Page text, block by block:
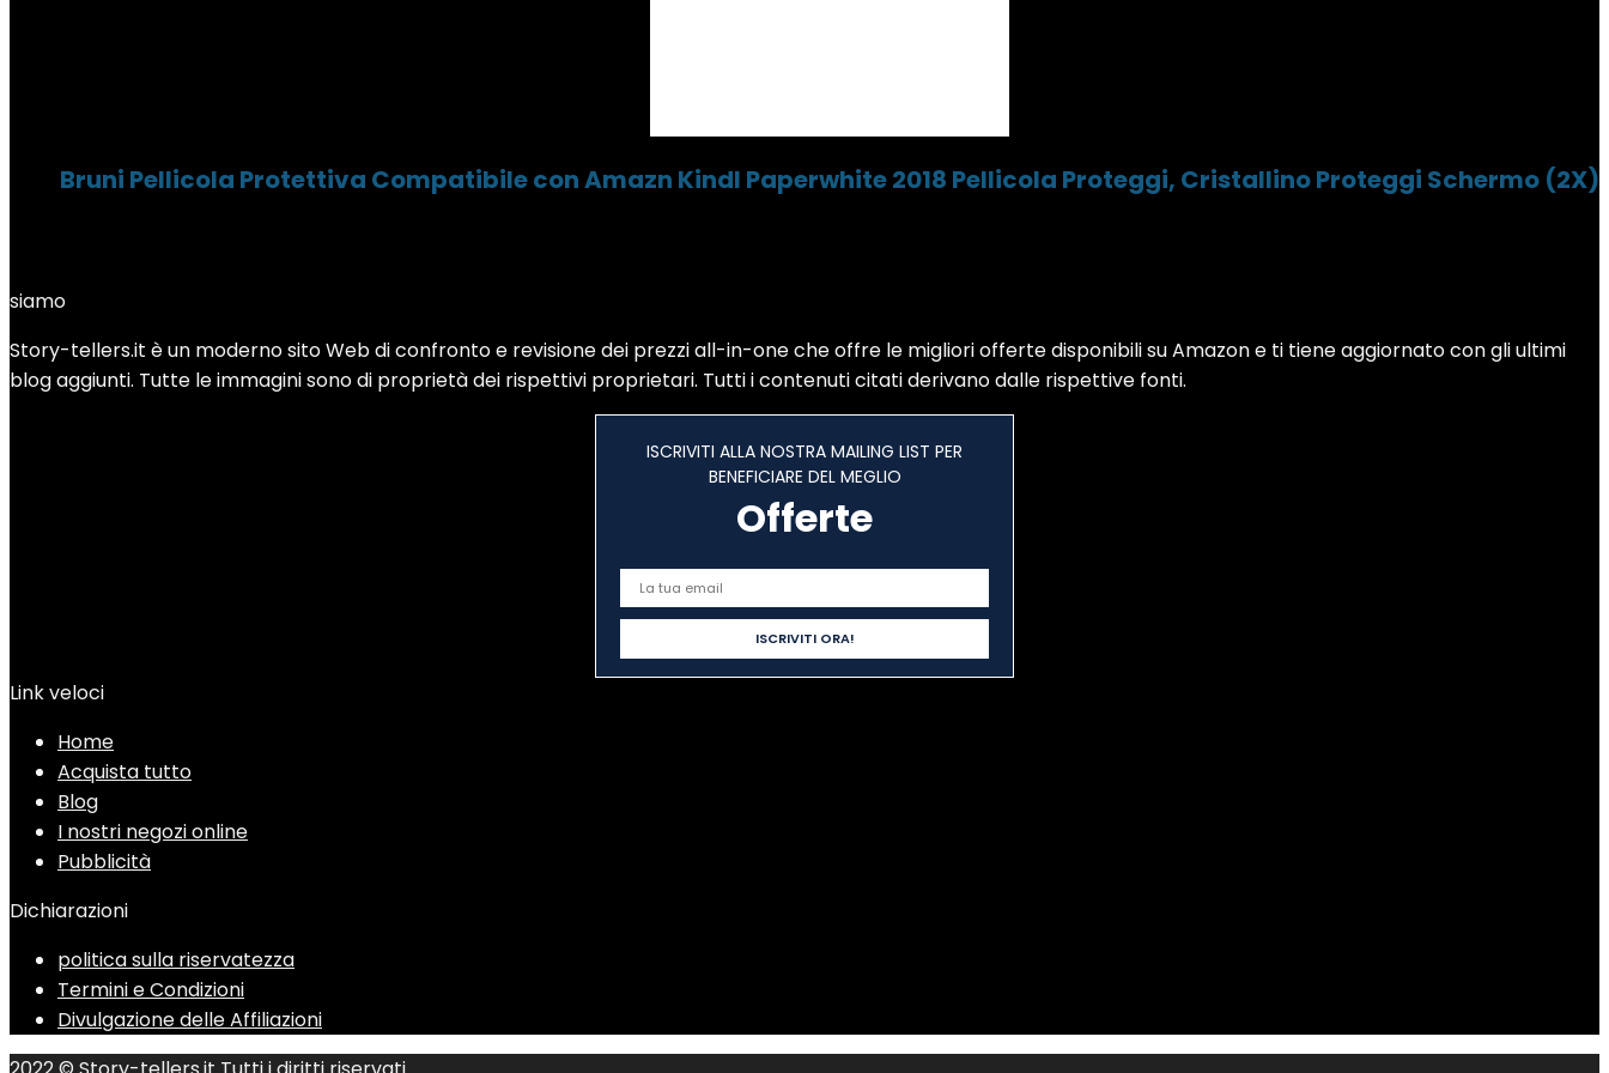
Bruni Pellicola Protettiva Compatibile con Amazn Kindl Paperwhite 2018 Pellicola Proteggi, Cristallino Proteggi Schermo (2X)
siamo
Story-tellers.it è un moderno sito Web di confronto e revisione dei prezzi all-in-one che offre le migliori offerte disponibili su Amazon e ti tiene aggiornato con gli ultimi
blog aggiunti. Tutte le immagini sono di proprietà dei rispettivi proprietari. Tutti i contenuti citati derivano dalle rispettive fonti.
ISCRIVITI ALLA NOSTRA MAILING LIST PER
BENEFICIARE DEL MEGLIO
Offerte
Link veloci
Home
Acquista tutto
Blog
I nostri negozi online
Pubblicità
Dichiarazioni
politica sulla riservatezza
Termini e Condizioni
Divulgazione delle Affiliazioni